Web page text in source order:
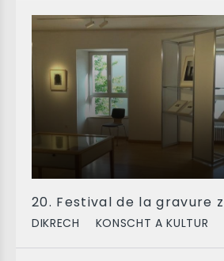
20. Festival de la gravure
DIKRECH KONSCHT A KULTUR